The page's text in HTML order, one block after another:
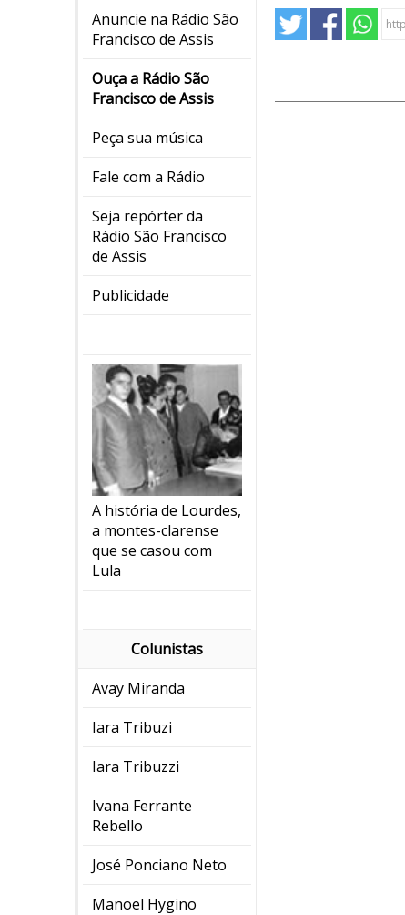
Anuncie na Rádio São
Francisco de Assis
Ouça a Rádio São
Francisco de Assis
Peça sua música
Fale com a Rádio
Seja repórter da
Rádio São Francisco
de Assis
Publicidade
A história de Lourdes,
a montes-clarense
que se casou com
Lula
Colunistas
Avay Miranda
Iara Tribuzi
Iara Tribuzzi
Ivana Ferrante
Rebello
José Ponciano Neto
Manoel Hygino